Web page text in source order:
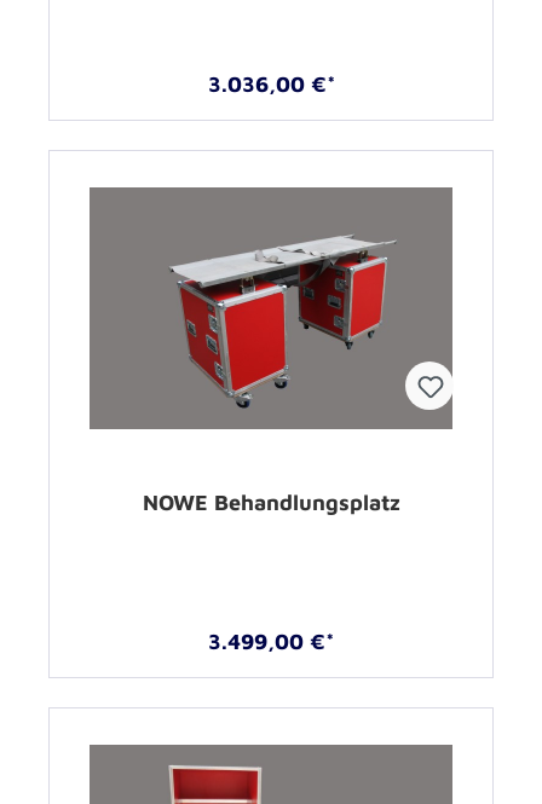
3.036,00 €*
NOWE Behandlungsplatz
3.499,00 €*